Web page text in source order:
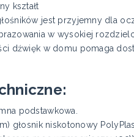
kształt
jest przyjemny dla
w wysokiej
dźwięk w domu pomaga
podstawkowa.
głosnik niskotonowy